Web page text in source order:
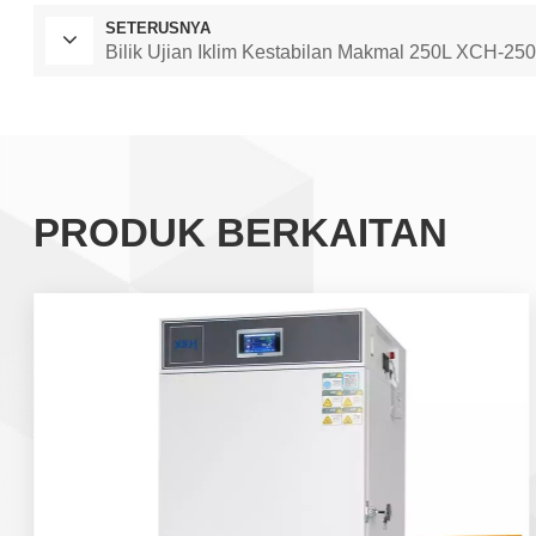
SETERUSNYA
Bilik Ujian Iklim Kestabilan Makmal 250L XCH-
PRODUK BERKAITAN